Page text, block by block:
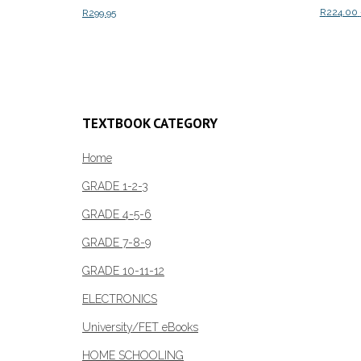
R299.95 R224.00
TEXTBOOK CATEGORY
Home
GRADE 1-2-3
GRADE 4-5-6
GRADE 7-8-9
GRADE 10-11-12
ELECTRONICS
University/FET eBooks
HOME SCHOOLING